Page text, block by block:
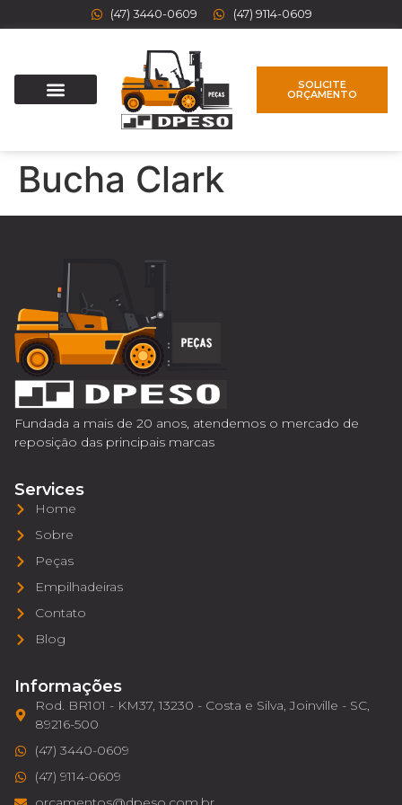
(47) 3440-0609 (47) 9114-0609
SOLICITE
ORÇAMENTO
Bucha Clark
Fundada a mais de 20 anos, atendemos o mercado de
reposição das principais marcas
Services
Home
Sobre
Peças
Empilhadeiras
Contato
Blog
Informações
Rod. BR101 - KM37, 13230 - Costa e Silva, Joinville - SC,
89216-500
(47) 3440-0609
(47) 9114-0609